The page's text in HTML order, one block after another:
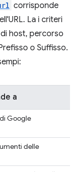
corrisponde
La i criteri
host, percorso
o Suffisso.
a
Google
delle